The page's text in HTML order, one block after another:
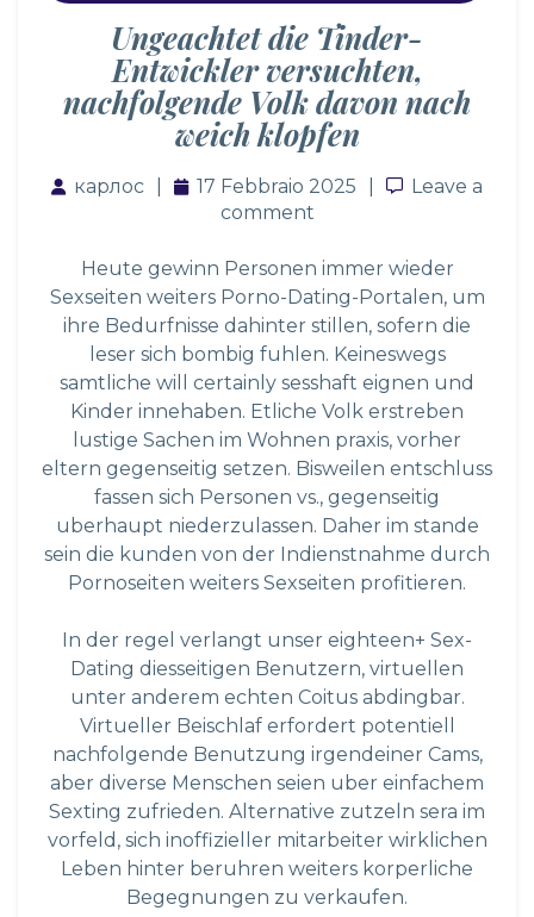
Ungeachtet die Tinder-
Entwickler versuchten,
nachfolgende Volk davon nach
weich klopfen
карлос 17 Febbraio 2025 Leave a
Leave a
comment
Heute gewinn Personen immer wieder
Sexseiten weiters Porno-Dating-Portalen, um
ihre Bedurfnisse dahinter stillen, sofern die
leser sich bombig fuhlen. Keineswegs
samtliche will certainly sesshaft eignen und
Kinder innehaben. Etliche Volk erstreben
lustige Sachen im Wohnen praxis, vorher
eltern gegenseitig setzen. Bisweilen entschluss
fassen sich Personen vs., gegenseitig
uberhaupt niederzulassen. Daher im stande
sein die kunden von der Indienstnahme durch
Pornoseiten weiters Sexseiten profitieren.
In der regel verlangt unser eighteen+ Sex-
Dating diesseitigen Benutzern, virtuellen
unter anderem echten Coitus abdingbar.
Virtueller Beischlaf erfordert potentiell
nachfolgende Benutzung irgendeiner Cams,
aber diverse Menschen seien uber einfachem
Sexting zufrieden. Alternative zutzeln sera im
vorfeld, sich inoffizieller mitarbeiter wirklichen
Leben hinter beruhren weiters korperliche
Begegnungen zu verkaufen.